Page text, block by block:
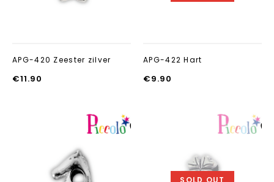
APG-420 Zeester zilver
€11.90
APG-422 Hart
€9.90
SOLD OUT